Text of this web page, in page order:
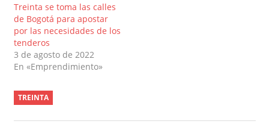
Treinta se toma las calles
de Bogotá para apostar
por las necesidades de los
tenderos
3 de agosto de 2022
En «Emprendimiento»
TREINTA